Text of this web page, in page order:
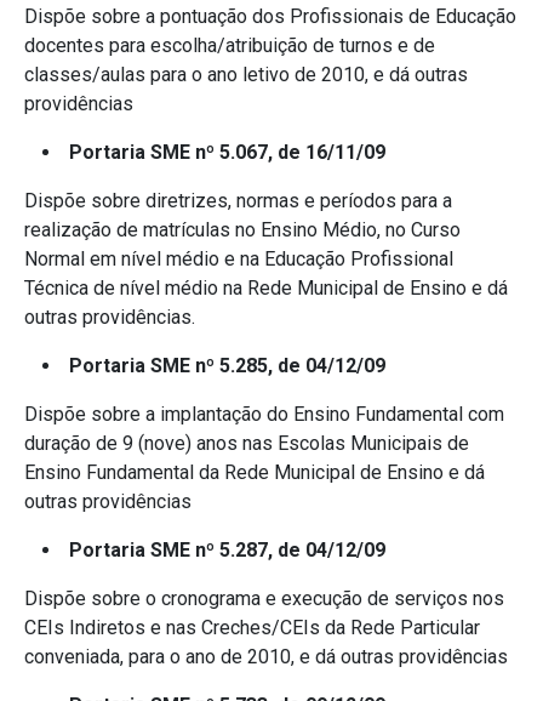
Dispõe sobre a pontuação dos Profissionais de Educação
docentes para escolha/atribuição de turnos e de
classes/aulas para o ano letivo de 2010, e dá outras
providências
Portaria SME nº 5.067, de 16/11/09
Dispõe sobre diretrizes, normas e períodos para a
realização de matrículas no Ensino Médio, no Curso
Normal em nível médio e na Educação Profissional
Técnica de nível médio na Rede Municipal de Ensino e dá
outras providências.
Portaria SME nº 5.285, de 04/12/09
Dispõe sobre a implantação do Ensino Fundamental com
duração de 9 (nove) anos nas Escolas Municipais de
Ensino Fundamental da Rede Municipal de Ensino e dá
outras providências
Portaria SME nº 5.287, de 04/12/09
Dispõe sobre o cronograma e execução de serviços nos
CEIs Indiretos e nas Creches/CEIs da Rede Particular
conveniada, para o ano de 2010, e dá outras providências